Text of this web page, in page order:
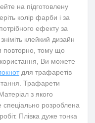
на підготовлену
колір фарби і за
ефекту за
клейкий дизайн
повторно, тому що
Ви можете
для трафаретів
Трафарети
з якого
розроблена
Плівка дуже тонка